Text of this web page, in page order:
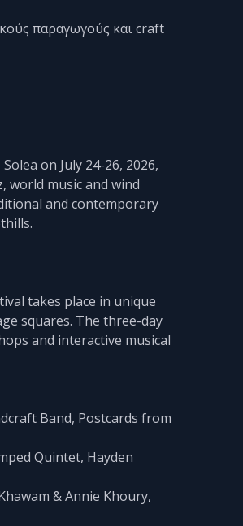
παραγωγούς και craft
on July 24-26, 2026,
music and wind
and contemporary
takes place in unique
squares. The three-day
and interactive musical
Band, Postcards from
Quintet, Hayden
& Annie Khoury,